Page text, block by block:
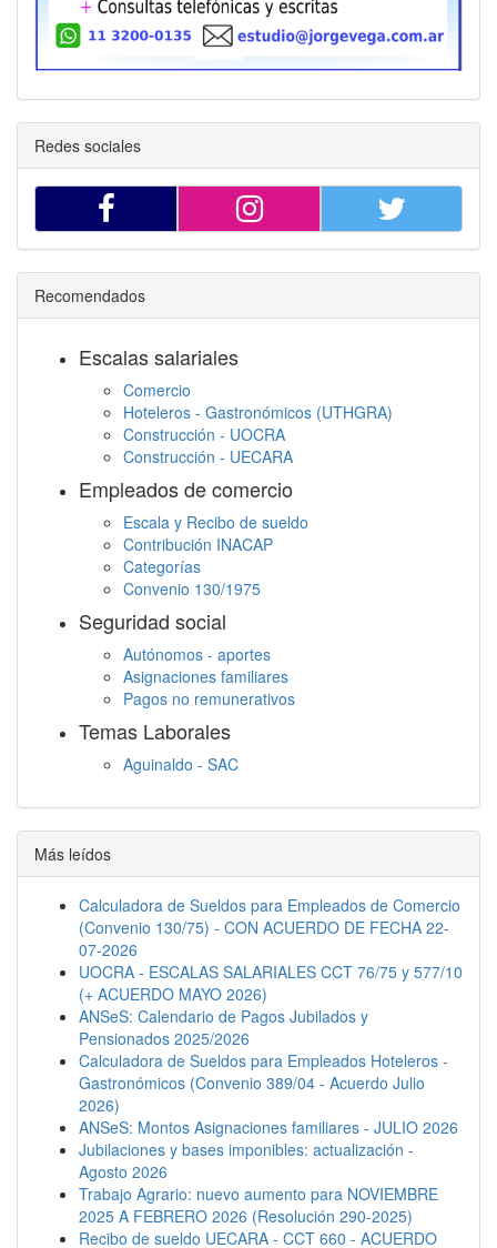
Redes sociales
Recomendados
Escalas salariales
Comercio
Hoteleros - Gastronómicos (UTHGRA)
Construcción - UOCRA
Construcción - UECARA
Empleados de comercio
Escala y Recibo de sueldo
Contribución INACAP
Categorías
Convenio 130/1975
Seguridad social
Autónomos - aportes
Asignaciones familiares
Pagos no remunerativos
Temas Laborales
Aguinaldo - SAC
Descanso semanal
Embargos
Más leídos
Calculadora de Sueldos para Empleados de Comercio
(Convenio 130/75) - CON ACUERDO DE FECHA 22-
07-2026
UOCRA - ESCALAS SALARIALES CCT 76/75 y 577/10
(+ ACUERDO MAYO 2026)
ANSeS: Calendario de Pagos Jubilados y
Pensionados 2025/2026
Calculadora de Sueldos para Empleados Hoteleros -
Gastronómicos (Convenio 389/04 - Acuerdo Julio
2026)
ANSeS: Montos Asignaciones familiares - JULIO 2026
Jubilaciones y bases imponibles: actualización -
Agosto 2026
Trabajo Agrario: nuevo aumento para NOVIEMBRE
2025 A FEBRERO 2026 (Resolución 290-2025)
Recibo de sueldo UECARA - CCT 660 - ACUERDO